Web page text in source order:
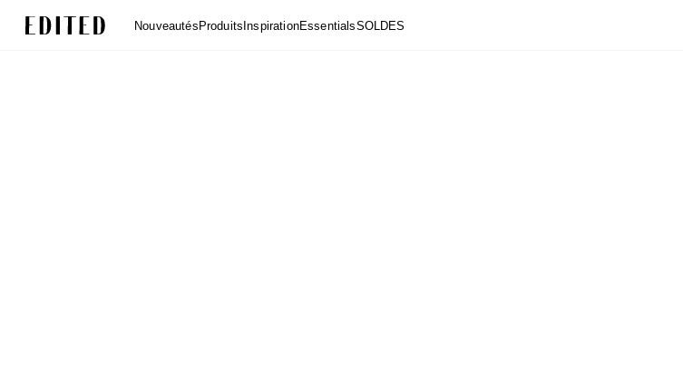
NouveautésProduitsInspirationEssentialsSOLDES